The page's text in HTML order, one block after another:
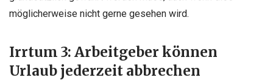
möglicherweise nicht gerne gesehen wird.
Irrtum 3: Arbeitgeber können
Urlaub jederzeit abbrechen